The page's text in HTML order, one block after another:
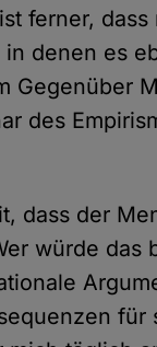
ferner,
denen es
Gegenüber
des
dass der
würde das
für